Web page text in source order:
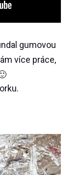
gumovou
více práce,